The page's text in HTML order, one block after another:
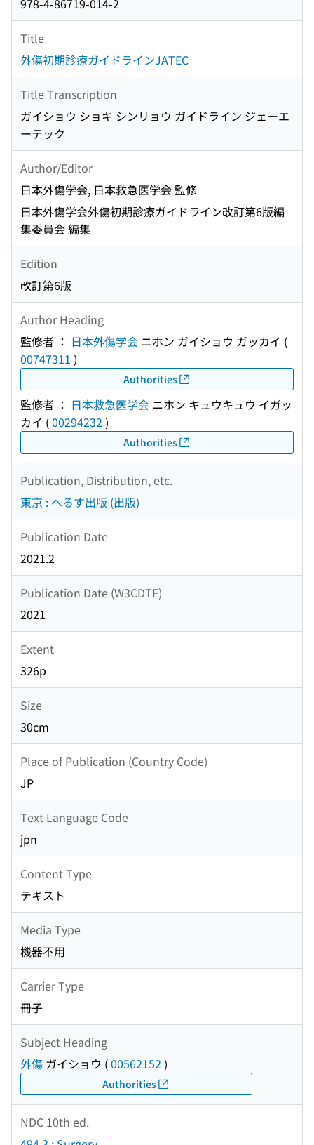
978-4-86719-014-2
Title
外傷初期診療ガイドラインJATEC
Title Transcription
ガイショウ ショキ シンリョウ ガイドライン ジェーエ
ーテック
Author/Editor
日本外傷学会, 日本救急医学会 監修
日本外傷学会外傷初期診療ガイドライン改訂第6版編
集委員会 編集
Edition
改訂第6版
Author Heading
監修者 ： 日本外傷学会 ニホン ガイショウ ガッカイ (
00747311 )
Authorities
監修者 ： 日本救急医学会 ニホン キュウキュウ イガッ
カイ (00294232 )
Authorities
Publication, Distribution, etc.
東京 : へるす出版 (出版)
Publication Date
2021.2
Publication Date (W3CDTF)
2021
Extent
326p
Size
30cm
Place of Publication (Country Code)
JP
Text Language Code
jpn
Content Type
テキスト
Media Type
機器不用
Carrier Type
冊子
Subject Heading
外傷 ガイショウ (00562152 )
Authorities
NDC 10th ed.